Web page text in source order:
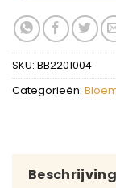
SKU: BB2201004
Categorieën:
Beschrijving